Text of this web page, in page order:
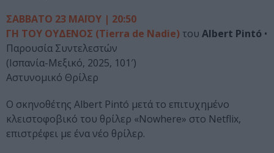
ΣΑΒΒΑΤΟ 23 ΜΑΪΟΥ | 20:50
ΓΗ ΤΟΥ ΟΥΔΕΝΟΣ (Tierra de Nadie) του Albert Pintó •
Παρουσία Συντελεστών
(Ισπανία-Μεξικό, 2025, 101′)
Αστυνομικό Θρίλερ
Ο σκηνοθέτης Albert Pintó μετά το επιτυχημένο
κλειστοφοβικό του θρίλερ «Nowhere» στο Netflix,
επιστρέφει με ένα νέο θρίλερ.